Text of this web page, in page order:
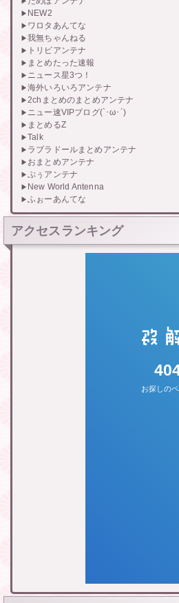
NEW2
ワロタあんてな
我無ちゃんねる
トリビアンテナ
まとめたった速報
ニュース星3つ！
海外いろいろアンテナ
2chまとめのまとめアンテナ
ニュー速VIPブログ(`･ω･´)
まとめるZ
Talk
ラブラドールまとめアンテナ
おまとめアンテナ
ぷぅアンテナ
New World Antenna
ふぉーあんてな
アクセスランキング